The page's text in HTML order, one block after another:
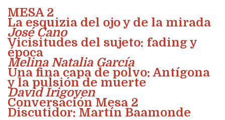
MESA 2
La esquizia del ojo y de la mirada
José Cano
Vicisitudes del sujeto: fading y
época
Melina Natalia García
Una fina capa de polvo: Antígona
y la pulsión de muerte
David Irigoyen
Conversación Mesa 2
Discutidor: Martín Baamonde